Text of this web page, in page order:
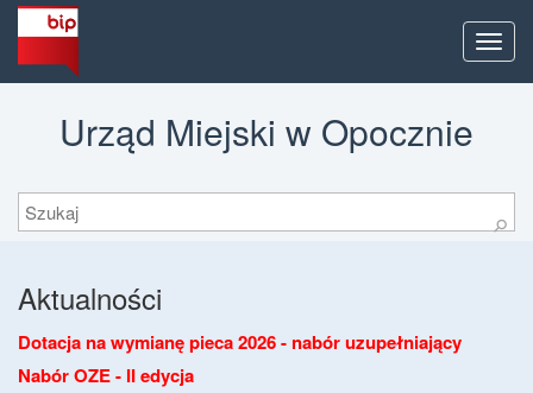
Menu
Urząd Miejski w Opocznie
Szukaj
⚲
Aktualności
Dotacja na wymianę pieca 2026 - nabór uzupełniający
Nabór OZE - II edycja